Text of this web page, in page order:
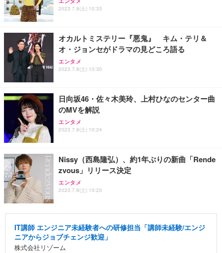
2023.7.8(土) 10:33
オカルトミステリー『悪鬼』 キム・テリ＆
オ・ジョンセがドラマの見どころ語る
エンタメ
2023.7.8(土) 10:30
日向坂46・佐々木美玲、上村ひなのセンター曲
のMVを解説
エンタメ
2023.7.8(土) 10:24
Nissy（西島隆弘）、約1年ぶりの新曲「Rende
zvous」リリース決定
エンタメ
2023.7.8(土) 10:20
IT講師 エンジニア未経験者への研修担当「講師未経験/エンジ
ニアからジョブチェンジ歓迎」
株式会社リゾーム